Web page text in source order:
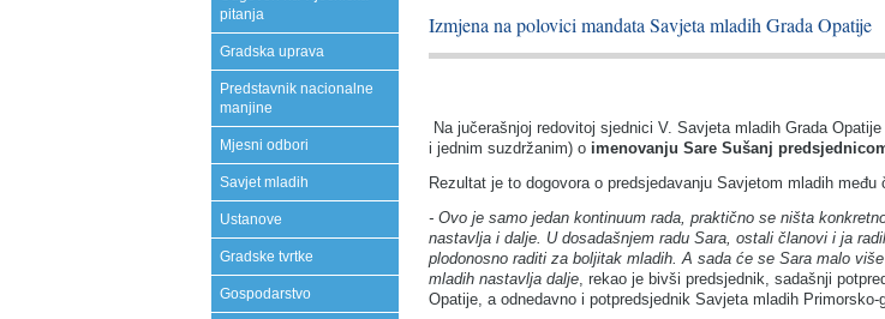
pitanja
Gradska uprava
Predstavnik nacionalne
manjine
Mjesni odbori
Savjet mladih
Ustanove
Gradske tvrtke
Gospodarstvo
Izmjena na polovici mandata Savjeta mladih Grada Opatije
Na jučerašnjoj redovitoj sjednici V. Savjeta mladih Grada
i jednim suzdržanim) o imenovanju Sare Sušanj
Rezultat je to dogovora o predsjedavanju Savjetom mladih među
- Ovo je samo jedan kontinuum rada, praktično se ništa
nastavlja i dalje. U dosadašnjem radu Sara, ostali članovi i ja
plodonosno raditi za boljitak mladih. A sada će se Sara malo
mladih nastavlja dalje , rekao je bivši predsjednik, sadašnji
Opatije, a odnedavno i potpredsjednik Savjeta mladih Primorsko-